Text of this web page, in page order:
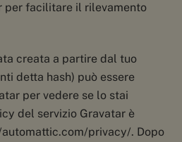
per facilitare il rilevamento
creata a partire dal tuo
detta hash) può essere
per vedere se lo stai
del servizio Gravatar è
privacy/. Dopo